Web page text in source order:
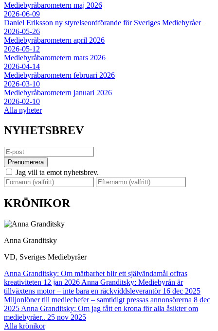
Mediebyråbarometern maj 2026
2026-06-09
Daniel Eriksson ny styrelseordförande för Sveriges Mediebyråer
2026-05-26
Mediebyråbarometern april 2026
2026-05-12
Mediebyråbarometern mars 2026
2026-04-14
Mediebyråbarometern februari 2026
2026-03-10
Mediebyråbarometern januari 2026
2026-02-10
Alla nyheter
NYHETSBREV
Prenumerera
Jag vill ta emot nyhetsbrev.
KRÖNIKOR
Anna Granditsky
VD, Sveriges Mediebyråer
Anna Granditsky: Om mätbarhet blir ett självändamål offras
kreativiteten 12 jan 2026 Anna Granditsky: Mediebyrån är
tillväxtens motor – inte bara en räckviddsleverantör16 dec 2025
Miljonlöner till mediechefer – samtidigt pressas annonsörerna 8 dec
2025 Anna Granditsky: Om jag fått en krona för alla åsikter om
mediebyråer.. 25 nov 2025
Alla krönikor